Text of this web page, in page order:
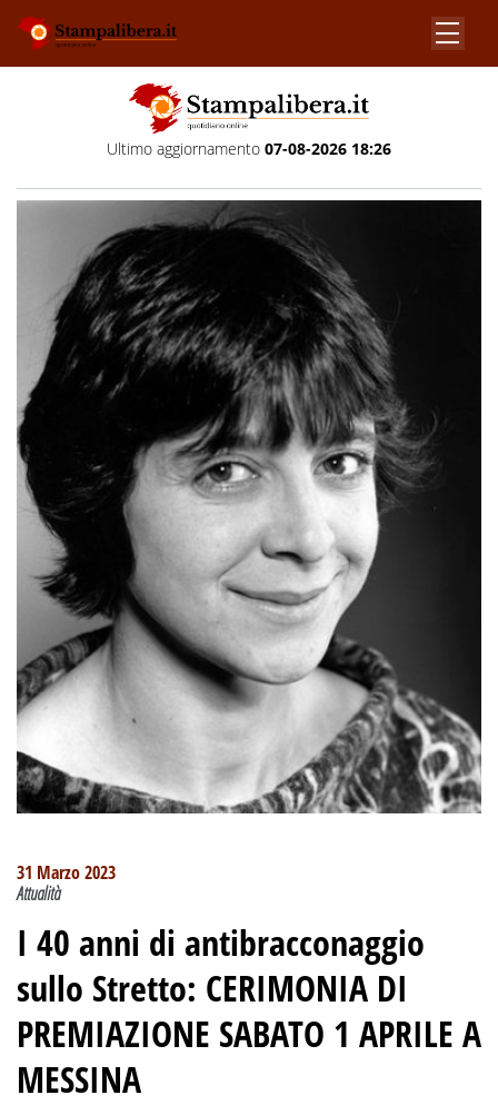
Ultimo aggiornamento 07-08-2026 18:26
31 Marzo 2023
Attualità
I 40 anni di antibracconaggio
sullo Stretto: CERIMONIA DI
PREMIAZIONE SABATO 1 APRILE A
MESSINA